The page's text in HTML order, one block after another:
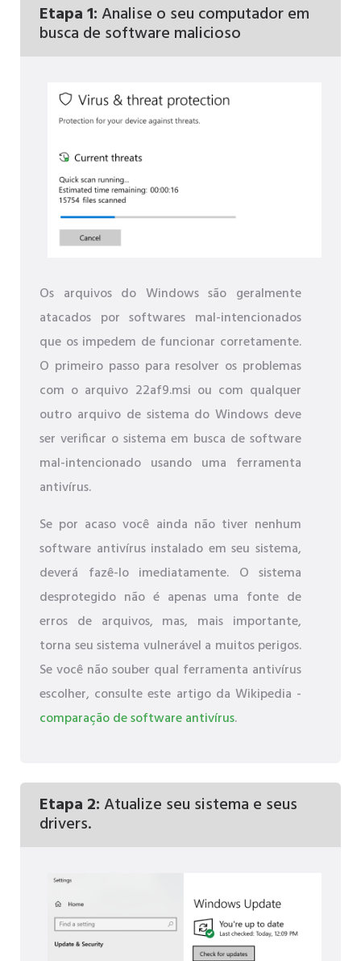
Etapa 1:Analise o seu computador em
busca de software malicioso
Os arquivos do Windows são geralmente
atacados por softwares mal-intencionados
que os impedem de funcionar corretamente.
O primeiro passo para resolver os problemas
com o arquivo 22af9.msi ou com qualquer
outro arquivo de sistema do Windows deve
ser verificar o sistema em busca de software
mal-intencionado usando uma ferramenta
antivírus.
Se por acaso você ainda não tiver nenhum
software antivírus instalado em seu sistema,
deverá fazê-lo imediatamente. O sistema
desprotegido não é apenas uma fonte de
erros de arquivos, mas, mais importante,
torna seu sistema vulnerável a muitos perigos.
Se você não souber qual ferramenta antivírus
escolher, consulte este artigo da Wikipedia -
comparação de software antivírus.
Etapa 2:Atualize seu sistema e seus
drivers.